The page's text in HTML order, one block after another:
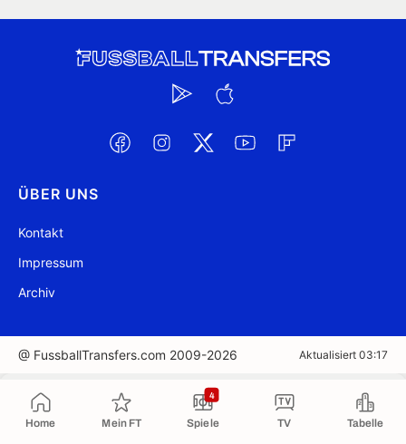
Home Mein FT Spiele
4
TV Tabelle
ÜBER UNS
Kontakt
Impressum
Archiv
@ FussballTransfers.com 2009-2026 Aktualisiert 03:17
In die Zwischenablage kopiert